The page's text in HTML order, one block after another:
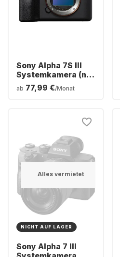
Sony Alpha 7S III
Systemkamera (nur
Gehäuse)
ab 77,99 €/Monat
Alles vermietet
NICHT AUF LAGER
Sony Alpha 7 III